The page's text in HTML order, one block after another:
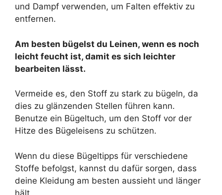
und Dampf verwenden, um Falten effektiv zu
entfernen.
Am besten bügelst du Leinen, wenn es noch
leicht feucht ist, damit es sich leichter
bearbeiten lässt.
Vermeide es, den Stoff zu stark zu bügeln, da
dies zu glänzenden Stellen führen kann.
Benutze ein Bügeltuch, um den Stoff vor der
Hitze des Bügeleisens zu schützen.
Wenn du diese Bügeltipps für verschiedene
Stoffe befolgst, kannst du dafür sorgen, dass
deine Kleidung am besten aussieht und länger
hält.